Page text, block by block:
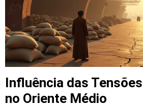
Influência das
no Oriente Médio